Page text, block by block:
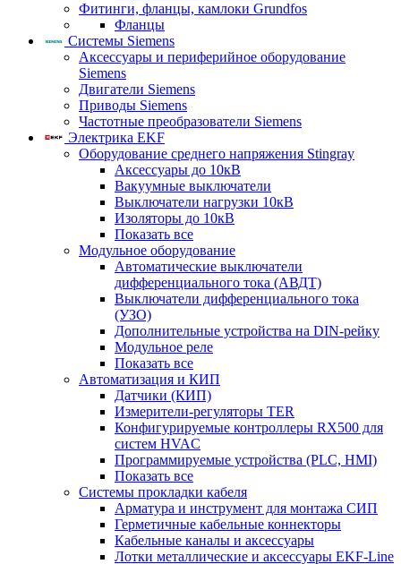
Фитинги, фланцы, камлоки Grundfos
Фланцы
Системы Siemens
Аксессуары и периферийное оборудование
Siemens
Двигатели Siemens
Приводы Siemens
Частотные преобразователи Siemens
Электрика EKF
Оборудование среднего напряжения Stingray
Аксессуары до 10кВ
Вакуумные выключатели
Выключатели нагрузки 10кВ
Изоляторы до 10кВ
Показать все
Модульное оборудование
Автоматические выключатели
дифференциального тока (АВДТ)
Выключатели дифференциального тока
(УЗО)
Дополнительные устройства на DIN-рейку
Модульное реле
Показать все
Автоматизация и КИП
Датчики (КИП)
Измерители-регуляторы TER
Конфигурируемые контроллеры RX500 для
систем HVAC
Программируемые устройства (PLC, HMI)
Показать все
Системы прокладки кабеля
Арматура и инструмент для монтажа СИП
Герметичные кабельные коннекторы
Кабельные каналы и аксессуары
Лотки металлические и аксессуары EKF-Line